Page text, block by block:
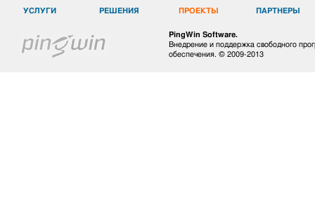
УСЛУГИ РЕШЕНИЯ ПРОЕКТЫ ПАРТНЕРЫ
PingWin Software.
Внедрение и поддержка свободного
обеспечения. © 2009-2013